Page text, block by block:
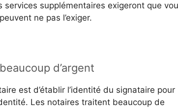
supplémentaires exigeront que
ne pas l’exiger.
d’argent
est d’établir l’identité du signataire pour
Les notaires traitent beaucoup de